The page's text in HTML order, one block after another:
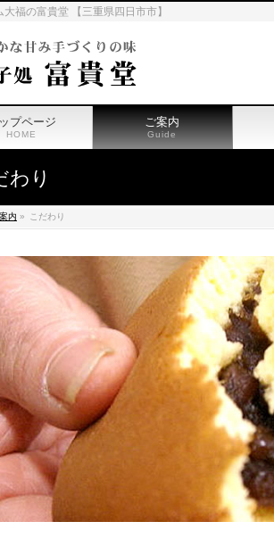
福の富貴堂 【三重県四日市市】
プページ
HOME
ご案内
Guide
わり
内 » こだわり